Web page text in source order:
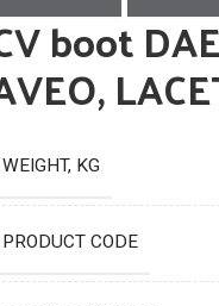
boot
WEIGHT, KG
PRODUCT CODE